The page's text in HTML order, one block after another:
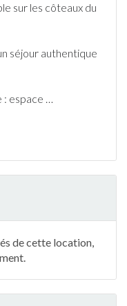
sur les côteaux du
séjour authentique
: espace …
de cette location,